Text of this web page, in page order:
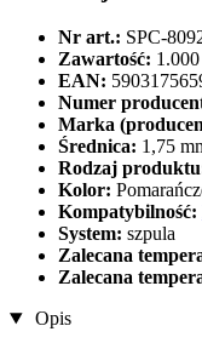
Nr art.: SPC-
Zawartość:
EAN:
Numer
Marka
Średnica: 1,75
Rodzaj
Kolor:
Kompatybilność:
System: szpula
Zalecana
Zalecana
Opis